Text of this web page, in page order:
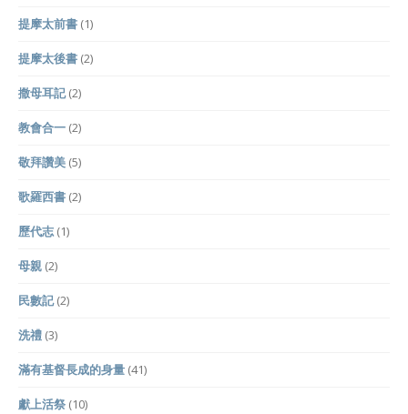
提摩太前書 (1)
提摩太後書 (2)
撒母耳記(2)
教會合一 (2)
敬拜讚美 (5)
歌羅西書 (2)
歷代志 (1)
母親 (2)
民數記(2)
洗禮 (3)
滿有基督長成的身量 (41)
獻上活祭 (10)